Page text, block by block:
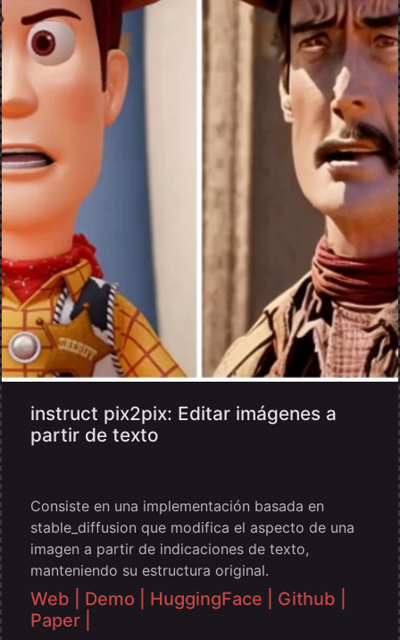
instruct pix2pix: Editar imágenes a
partir de texto
Consiste en una implementación basada en
stable_diffusion que modifica el aspecto de una
imagen a partir de indicaciones de texto,
manteniendo su estructura original.
Web | Demo | HuggingFace | Github |
Paper |